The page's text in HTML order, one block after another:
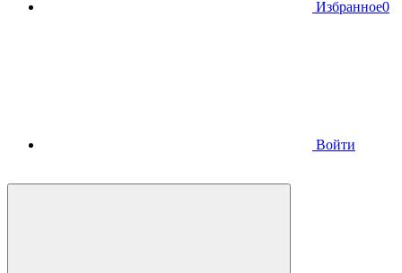
Избранное0
Войти